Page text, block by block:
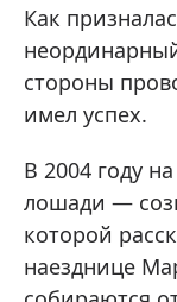
Как
стороны
имел успех.
В 2004 году
лошади —
которой
наезднице